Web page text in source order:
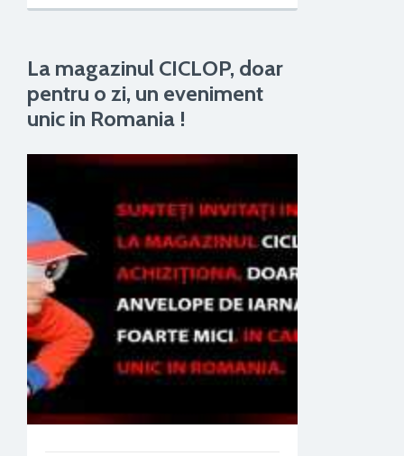
La magazinul CICLOP, doar
pentru o zi, un eveniment
unic in Romania !